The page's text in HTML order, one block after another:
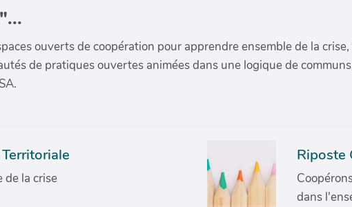
ouverts de coopération pour apprendre ensemble de la
de pratiques ouvertes animées dans une logique de
de la crise
Riposte
dans